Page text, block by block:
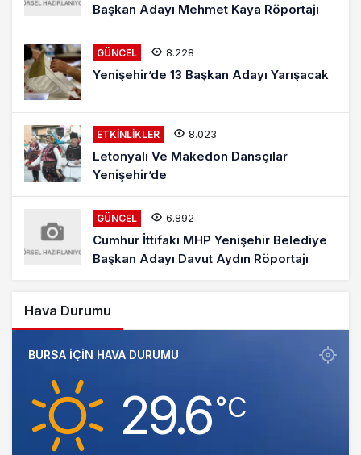
Başkan Adayı Mehmet Kaya Röportajı
GÜNCEL 8.228
Yenişehir’de 13 Başkan Adayı Yarışacak
ETKINLIKLER 8.023
Letonyalı Ve Makedon Dansçılar
Yenişehir’de
GÜNCEL 6.892
Cumhur İttifakı MHP Yenişehir Belediye
Başkan Adayı Davut Aydın Röportajı
Hava Durumu
BURSA IÇIN HAVA DURUMU
29.6‎°C